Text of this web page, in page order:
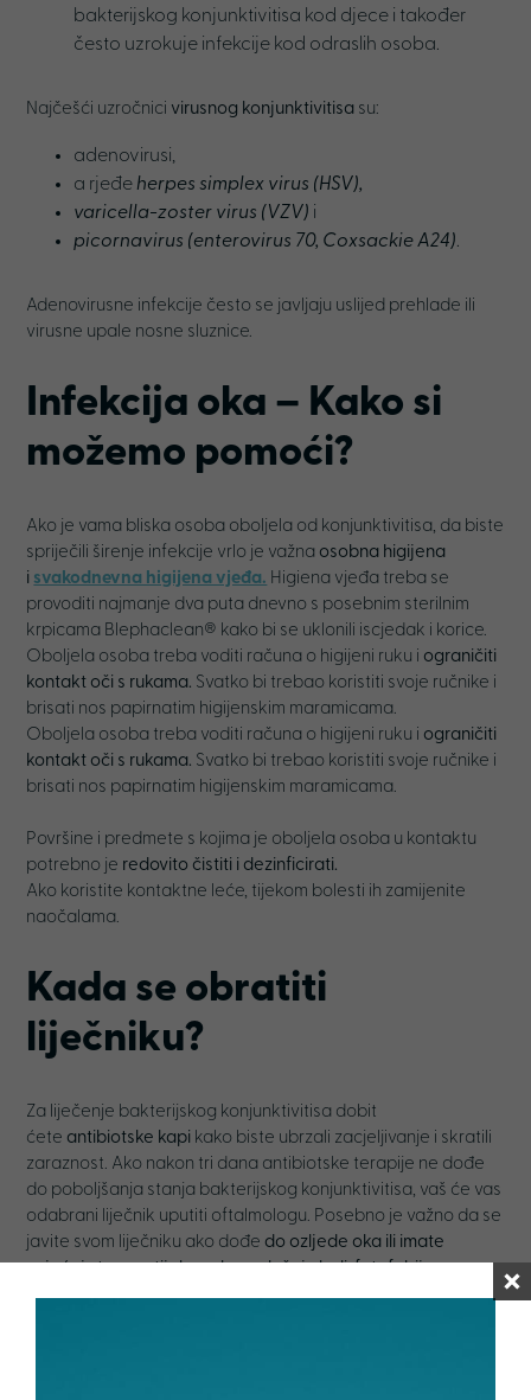
bakterijskog konjunktivitisa kod djece i također
često uzrokuje infekcije kod odraslih osoba.
Najčešći uzročnici virusnog konjunktivitisa su:
adenovirusi,
a rjeđe herpes simplex virus (HSV),
varicella-zoster virus (VZV) i
picornavirus (enterovirus 70, Coxsackie A24).
Adenovirusne infekcije često se javljaju uslijed prehlade ili
virusne upale nosne sluznice.
Infekcija oka – Kako si
možemo pomoći?
Ako je vama bliska osoba oboljela od konjunktivitisa, da biste
spriječili širenje infekcije vrlo je važna osobna higijena
i svakodnevna higijena vjeđa. Higiena vjeđa treba se
provoditi najmanje dva puta dnevno s posebnim sterilnim
krpicama Blephaclean® kako bi se uklonili iscjedak i korice.
Oboljela osoba treba voditi računa o higijeni ruku i ograničiti
kontakt oči s rukama. Svatko bi trebao koristiti svoje ručnike i
brisati nos papirnatim higijenskim maramicama.
Oboljela osoba treba voditi računa o higijeni ruku i ograničiti
kontakt oči s rukama. Svatko bi trebao koristiti svoje ručnike i
brisati nos papirnatim higijenskim maramicama.
Površine i predmete s kojima je oboljela osoba u kontaktu
potrebno je redovito čistiti i dezinficirati.
Ako koristite kontaktne leće, tijekom bolesti ih zamijenite
naočalama.
Kada se obratiti
liječniku?
Za liječenje bakterijskog konjunktivitisa dobit
ćete antibiotske kapi kako biste ubrzali zacjeljivanje i skratili
zaraznost. Ako nakon tri dana antibiotske terapije ne dođe
do poboljšanja stanja bakterijskog konjunktivitisa, vaš će vas
odabrani liječnik uputiti oftalmologu. Posebno je važno da se
javite svom liječniku ako dođe do ozljede oka ili imate
(preosjetljivosti na svjetlost) i ako na oku nastane